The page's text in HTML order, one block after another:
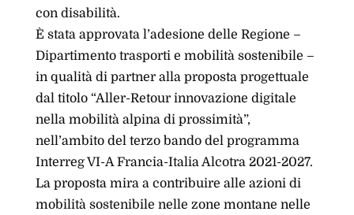
con disabilità.
È stata approvata l’adesione delle Regione –
Dipartimento trasporti e mobilità sostenibile –
in qualità di partner alla proposta progettuale
dal titolo “Aller-Retour innovazione digitale
nella mobilità alpina di prossimità”,
nell’ambito del terzo bando del programma
Interreg VI-A Francia-Italia Alcotra 2021-2027.
La proposta mira a contribuire alle azioni di
mobilità sostenibile nelle zone montane nelle